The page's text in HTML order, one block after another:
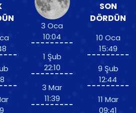
3 Oca
10:04
1 Şub
22:10
3 Mar
11:39
SON
DÖRDÜN
10 Oca
15:49
9 Şub
12:44
11 Mar
09:41